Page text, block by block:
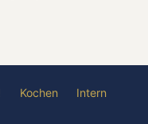
Kochen Intern